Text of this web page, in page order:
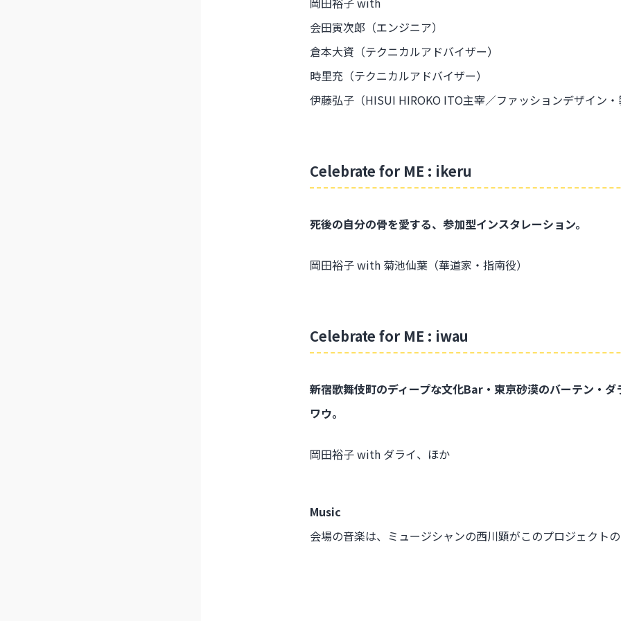
会田寅次郎（エンジニア）
倉本大資（テクニカルアドバイザー）
時里充（テクニカルアドバイザー）
伊藤弘子（HISUI HIROKO ITO主宰／ファッションデザイン
Celebrate for ME : ikeru
死後の自分の骨を愛する、参加型インスタレーション。
岡田裕子 with 菊池仙葉（華道家・指南役）
Celebrate for ME : iwau
新宿歌舞伎町のディープな文化Bar・東京砂漠のバーテン・
ワウ。
岡田裕子 with ダライ、ほか
Music
会場の音楽は、ミュージシャンの西川顕がこのプロジェクト